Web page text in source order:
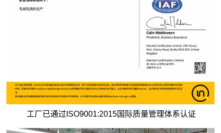
工厂已通过ISO9001:2015国际质量管理体系认证